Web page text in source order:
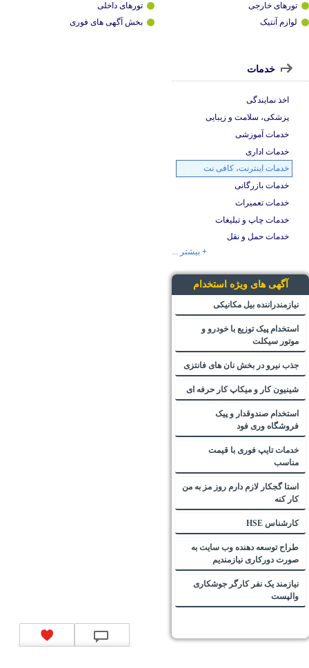
تورهای خارجی
تورهای داخلی
لوازم آنتیک
بخش آگهی های فوری
خدمات
اخذ نمایندگی
پزشکی، سلامت و زیبایی
خدمات آموزشی
خدمات اداری
خدمات اینترنت، کافی نت
خدمات بازرگانی
خدمات تعمیرات
خدمات چاپ و تبلیغات
خدمات حمل و نقل
+ بیشتر ...
آگهی های ویژه استخدام
نیازمندراننده بیل مکانیکی
استخدام پیک توزیع با خودرو و
موتور سیکلت
جذب نیرو در بخش نان های فانتزی
شینیون کار و میکاپ کار حرفه ای
استخدام صندوقدار و پیک
فروشگاه وری فود
خدمات تایپ فوری با قیمت
مناسب
استا گجکار لازم دارم روز مز به من
کار کنه
کارشناس HSE
طراح توسعه دهنده وب سایت به
صورت دورکاری نیازمندیم
نیازمند یک نفر کارگر جوشکاری
والپست